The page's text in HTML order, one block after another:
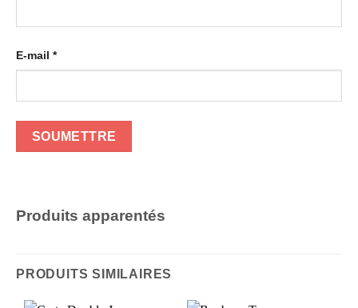
E-mail *
Produits apparentés
PRODUITS SIMILAIRES